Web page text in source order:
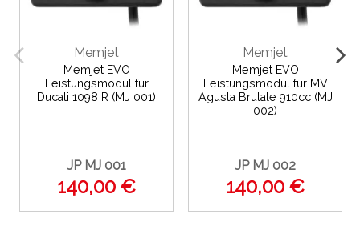
Memjet
Memjet EVO
Leistungsmodul für
Ducati 1098 R (MJ 001)
JP MJ 001
140,00 €
Memjet
Memjet EVO
Leistungsmodul für MV
Agusta Brutale 910cc (MJ
002)
JP MJ 002
140,00 €